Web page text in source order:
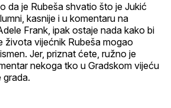
da je Rubeša shvatio što je Jukić
kasnije i u komentaru na
Frank, ipak ostaje nada kako bi
života vijećnik Rubeša mogao
Jer, priznat ćete, ružno je
nekoga tko u Gradskom vijeću
grada.